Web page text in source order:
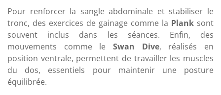
Pour renforcer la sangle abdominale et stabiliser le
tronc, des exercices de gainage comme la Plank sont
souvent inclus dans les séances. Enfin, des
mouvements comme le Swan Dive, réalisés en
position ventrale, permettent de travailler les muscles
du dos, essentiels pour maintenir une posture
équilibrée.